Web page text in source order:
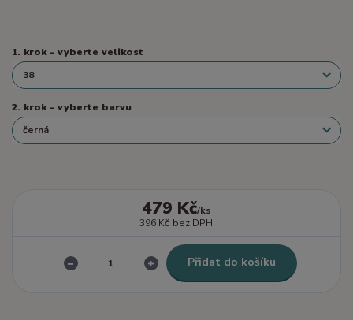
1. krok - vyberte velikost
2. krok - vyberte barvu
479 Kč/ks
396 Kč bez DPH
Přidat do košíku